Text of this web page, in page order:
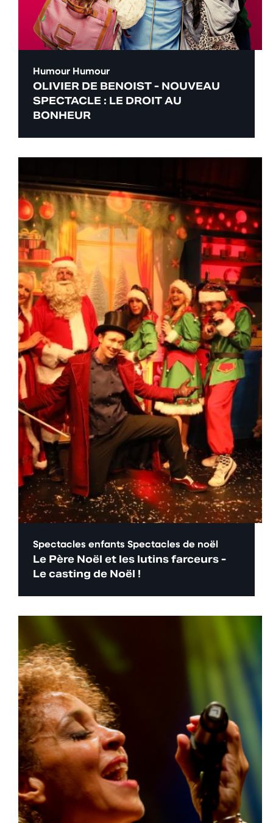
Humour Humour
OLIVIER DE BENOIST - NOUVEAU
SPECTACLE : LE DROIT AU
BONHEUR
Spectacles enfants Spectacles de noël
Le Père Noël et les lutins farceurs -
Le casting de Noël !